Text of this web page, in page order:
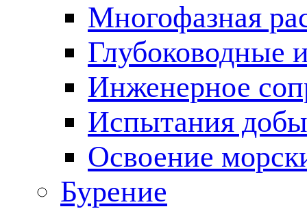
Многофазная
Глубоководные
Инженерное
Испытания
Освоение
Бурение